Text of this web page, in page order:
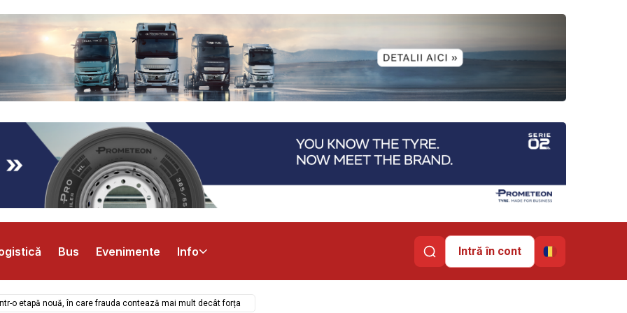
Bus Evenimente Info Intră în cont
o etapă nouă, în care frauda contează mai mult decât forța